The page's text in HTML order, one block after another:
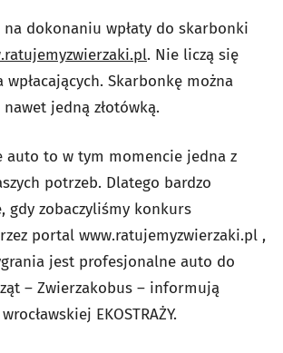
dokonaniu wpłaty do skarbonki
. Nie liczą się
wpłacających. Skarbonkę można
jedną złotówką.
auto to w tym momencie jedna z
potrzeb. Dlatego bardzo
gdy zobaczyliśmy konkurs
portal www.ratujemyzwierzaki.pl ,
jest profesjonalne auto do
– Zwierzakobus – informują
EKOSTRAŻY.